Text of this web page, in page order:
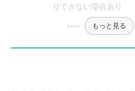
りできない場合あり
もっと見る